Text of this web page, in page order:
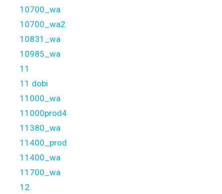
10700_wa
10700_wa2
10831_wa
10985_wa
11
11 dobi
11000_wa
11000prod4
11380_wa
11400_prod
11400_wa
11700_wa
12